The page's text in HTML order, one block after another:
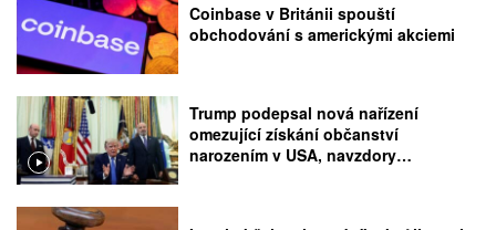
Coinbase v Británii spouští
obchodování s americkými akciemi
Trump podepsal nová nařízení
omezující získání občanství
narozením v USA, navzdory